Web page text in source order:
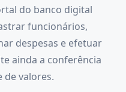
do banco digital
funcionários,
despesas e efetuar
ainda a conferência
de valores.